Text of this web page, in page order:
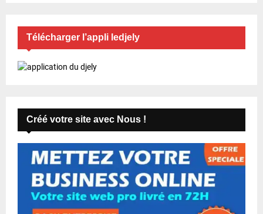
Télécharger l’appli ledjely
Créé votre site avec Nous !